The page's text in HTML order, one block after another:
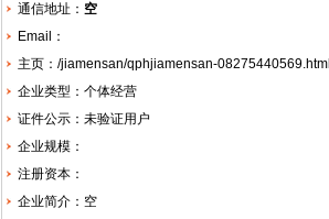
通信地址： 空
Email：
主页： /jiamensan/qphjiamensan-08275440569.html
企业类型：个体经营
证件公示：未验证用户
企业规模：
注册资本：
企业简介：空